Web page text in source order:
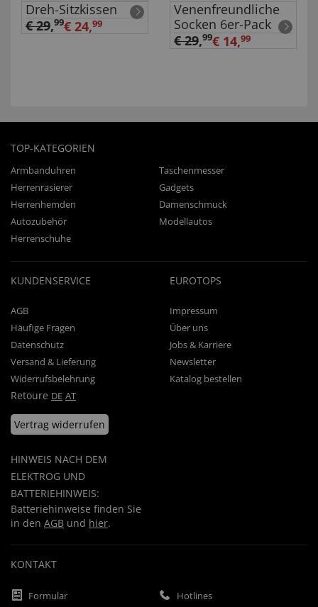
Dreh-Sitzkissen
€ 29,99€ 24,99
Venenfreundliche
Socken 6er-Pack
€ 29,99€ 14,99
TOP-KATEGORIEN
Armbanduhren
Taschenmesser
Herrenrasierer
Gadgets
Herrenhemden
Damenschmuck
Autozubehör
Modellautos
Herrenschuhe
KUNDENSERVICE
AGB
Häufige Fragen
Datenschutz
Versand & Lieferung
Widerrufsbelehrung
Retoure DE AT
Vertrag widerrufen
HINWEIS NACH DEM
ELEKTROG UND
BATTERIEHINWEIS:
Batteriehinweise finden Sie
in den AGB und hier.
EUROTOPS
Impressum
Über uns
Jobs & Karriere
Newsletter
Katalog bestellen
KONTAKT
Formular Hotlines